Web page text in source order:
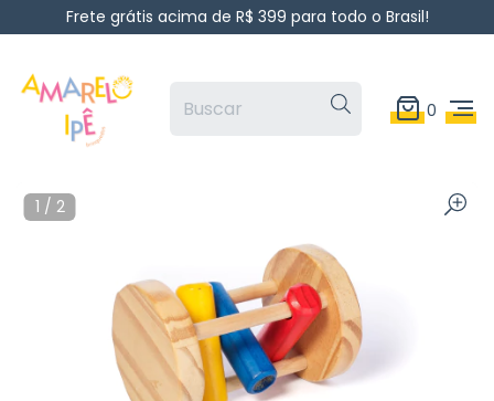
Frete grátis acima de R$ 399 para todo o Brasil!
0
1 / 2